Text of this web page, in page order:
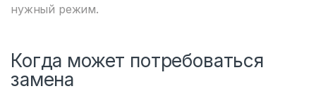
нужный режим.
Когда может потребоваться
замена